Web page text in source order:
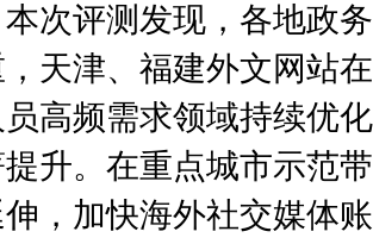
次评测发现，各地政
天津、福建外文网站
高频需求领域持续优
升。在重点城市示范
，加快海外社交媒体